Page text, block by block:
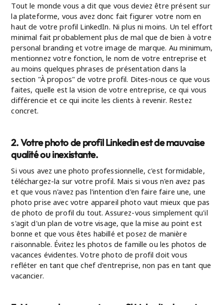
Tout le monde vous a dit que vous deviez être présent sur
la plateforme, vous avez donc fait figurer votre nom en
haut de votre profil LinkedIn. Ni plus ni moins. Un tel effort
minimal fait probablement plus de mal que de bien à votre
personal branding et votre image de marque. Au minimum,
mentionnez votre fonction, le nom de votre entreprise et
au moins quelques phrases de présentation dans la
section "À propos" de votre profil. Dites-nous ce que vous
faites, quelle est la vision de votre entreprise, ce qui vous
différencie et ce qui incite les clients à revenir. Restez
concret.
2. Votre photo de profil Linkedin est de mauvaise
qualité ou inexistante.
Si vous avez une photo professionnelle, c'est formidable,
téléchargez-la sur votre profil. Mais si vous n'en avez pas
et que vous n'avez pas l'intention d'en faire faire une, une
photo prise avec votre appareil photo vaut mieux que pas
de photo de profil du tout. Assurez-vous simplement qu'il
s'agit d'un plan de votre visage, que la mise au point est
bonne et que vous êtes habillé et posez de manière
raisonnable. Évitez les photos de famille ou les photos de
vacances évidentes. Votre photo de profil doit vous
refléter en tant que chef d'entreprise, non pas en tant que
vacancier.